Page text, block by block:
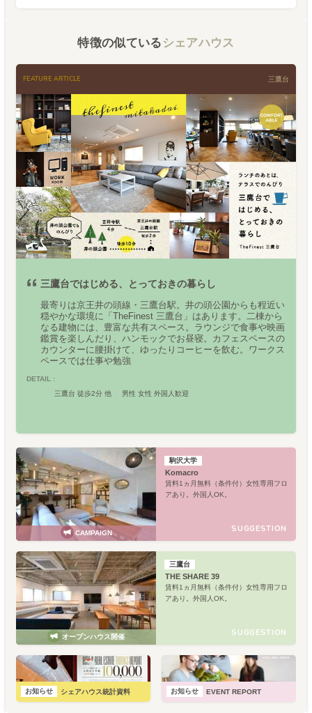
特徴の似ている シェアハウス
FEATURE ARTICLE 三鷹台
三鷹台ではじめる、とっておきの暮らし
最寄りは京王井の頭線・三鷹台駅。井の頭公園からも程近い
穏やかな環境に「TheFinest 三鷹台」はあります。二棟から
なる建物には、豊富な共有スペース。ラウンジで食事や映画
鑑賞を楽しんだり、ハンモックでお昼寝。カフェスペースの
カウンターに腰掛けて、ゆったりコーヒーを飲む。ワークス
ペースでは仕事や勉強
DETAIL :
三鷹台 徒歩2分 他
男性 女性 外国人歓迎
CAMPAIGN
駒沢大学
Komacro
賃料1ヵ月無料（条件付）女性専用フロ
アあり。外国人OK。
SUGGESTION
オープンハウス開催
三鷹台
THE SHARE 39
賃料1ヵ月無料（条件付）女性専用フロ
アあり。外国人OK。
SUGGESTION
お知らせ シェアハウス統計資料 お知らせ EVENT REPORT